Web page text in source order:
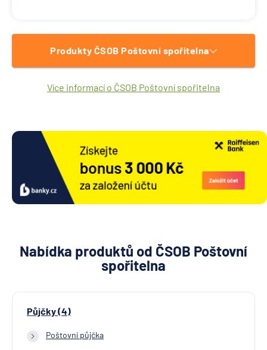
Produkty ČSOB Poštovní spořitelna
Více informací o ČSOB Poštovní spořitelna
Nabídka produktů od ČSOB Poštovní
spořitelna
Půjčky (4)
Poštovní půjčka